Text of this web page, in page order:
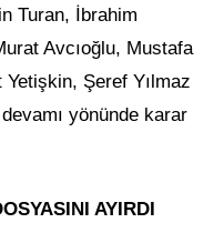
Turan, İbrahim
Avcıoğlu, Mustafa
Şeref Yılmaz
yönünde karar
AYIRDI